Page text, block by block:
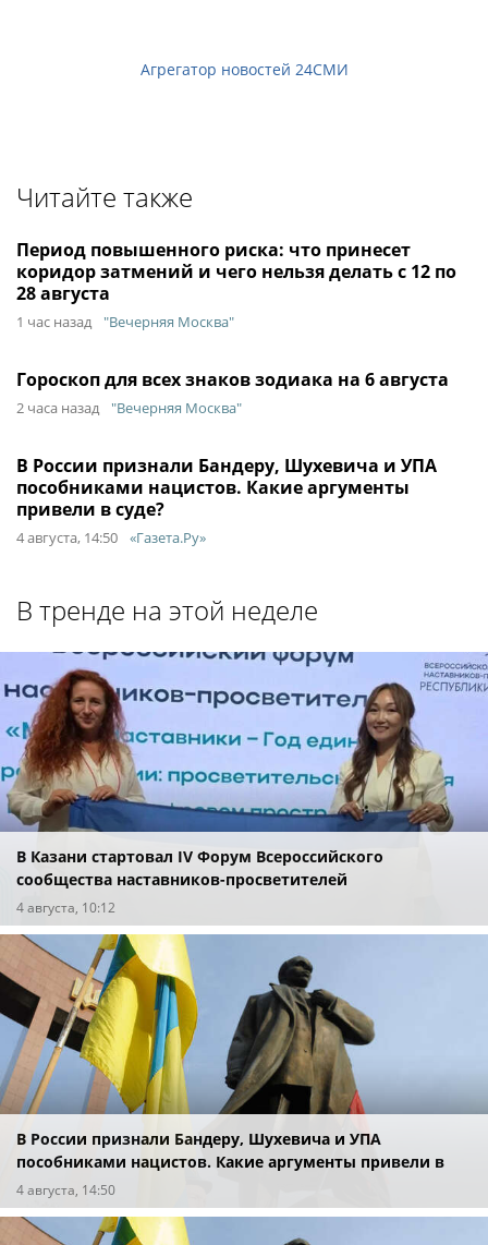
Агрегатор новостей 24СМИ
Читайте также
Период повышенного риска: что принесет
коридор затмений и чего нельзя делать с 12 по
28 августа
1 час назад "Вечерняя Москва"
Гороскоп для всех знаков зодиака на 6 августа
2 часа назад "Вечерняя Москва"
В России признали Бандеру, Шухевича и УПА
пособниками нацистов. Какие аргументы
привели в суде?
4 августа, 14:50 «Газета.Ру»
В тренде на этой неделе
В Казани стартовал IV Форум Всероссийского
сообщества наставников-просветителей
4 августа, 10:12
В России признали Бандеру, Шухевича и УПА
пособниками нацистов. Какие аргументы привели в
суде?
4 августа, 14:50